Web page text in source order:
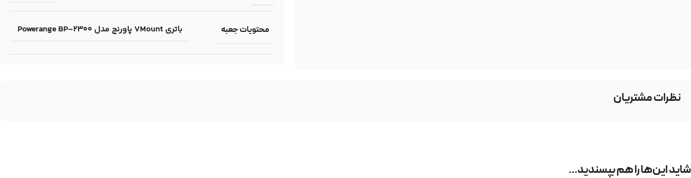
محتویات جعبه باتری VMount پاورنج مدل Powerange BP-2300
نظرات مشتریان
شاید این‌ها را هم بپسندید…